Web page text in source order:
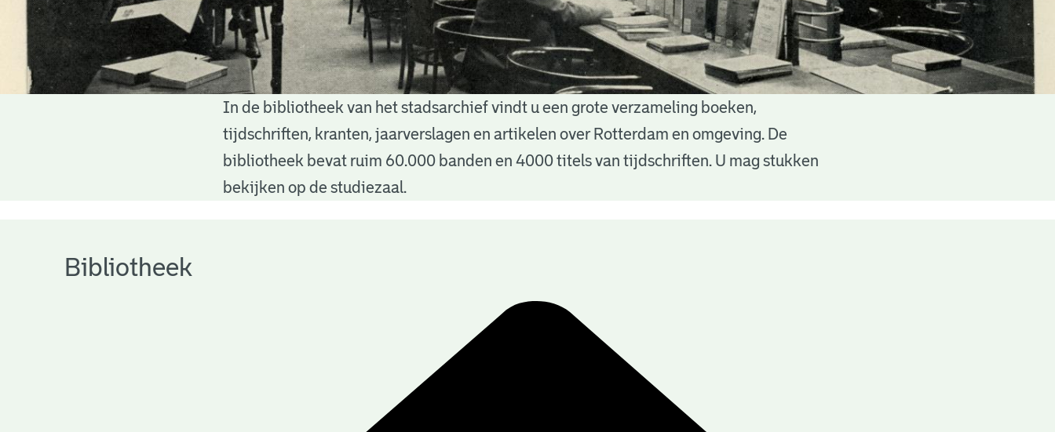
In de bibliotheek van het stadsarchief vindt u een grote verzameling boeken,
tijdschriften, kranten, jaarverslagen en artikelen over Rotterdam en omgeving. De
bibliotheek bevat ruim 60.000 banden en 4000 titels van tijdschriften. U mag stukken
bekijken op de studiezaal.
Bibliotheek